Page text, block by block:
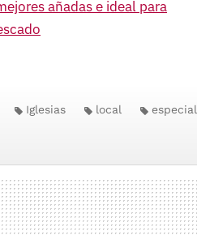
añadas e ideal para
Iglesias local